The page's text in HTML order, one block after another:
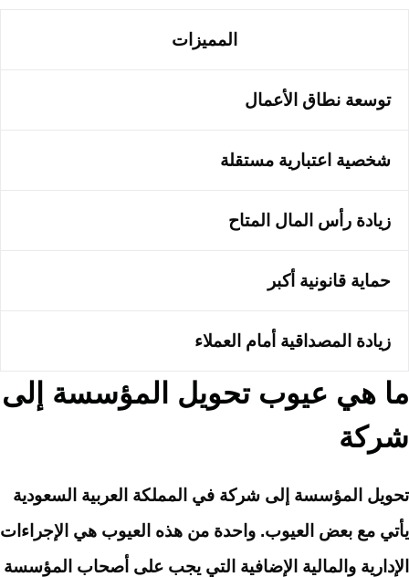
المميزات
توسعة نطاق الأعمال
شخصية اعتبارية مستقلة
زيادة رأس المال المتاح
حماية قانونية أكبر
زيادة المصداقية أمام العملاء
ما هي عيوب تحويل المؤسسة إلى
شركة
تحويل المؤسسة إلى شركة في المملكة العربية السعودية
يأتي مع بعض العيوب. واحدة من هذه العيوب هي الإجراءات
الإدارية والمالية الإضافية التي يجب على أصحاب المؤسسة